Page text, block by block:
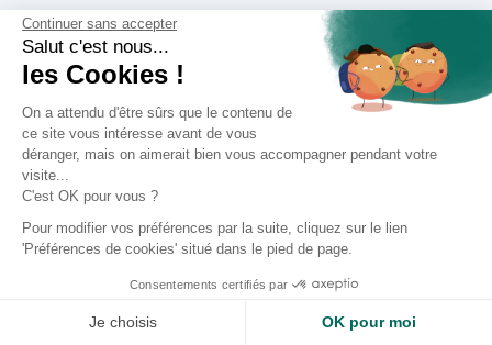
Selon le moment de la production, il se peut que le SORPLAS™ ne soit pas
utilisé pour la réalisation de certaines pièces.
Montage en post-production et enregistrement en mode S&Q requis.
Vous aimerez aussi
Continuer sans accepter
Salut c'est nous...
les Cookies !
On a attendu d'être sûrs que le contenu de
ce site vous intéresse avant de vous
déranger, mais on aimerait bien vous accompagner pendant votre
visite...
C'est OK pour vous ?
Pour modifier vos préférences par la suite, cliquez sur le lien
'Préférences de cookies' situé dans le pied de page.
Consentements certifiés par
Je choisis OK pour moi